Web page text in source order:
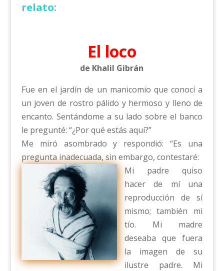
relato:
El loco
de Khalil Gibrán
Fue en el jardín de un manicomio que conocí a
un joven de rostro pálido y hermoso y lleno de
encanto. Sentándome a su lado sobre el banco
le pregunté: “¿Por qué estás aquí?”
Me miró asombrado y respondió: “Es una
pregunta inadecuada, sin embargo, contestaré:
Mi padre quiso
hacer de mí una
reproducción de sí
mismo; también mi
tío. Mi madre
deseaba que fuera
la imagen de su
ilustre padre. Mi